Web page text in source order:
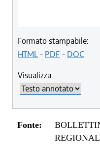
Formato stampabile:
HTML- PDF - DOC
Visualizza:
Fonte: